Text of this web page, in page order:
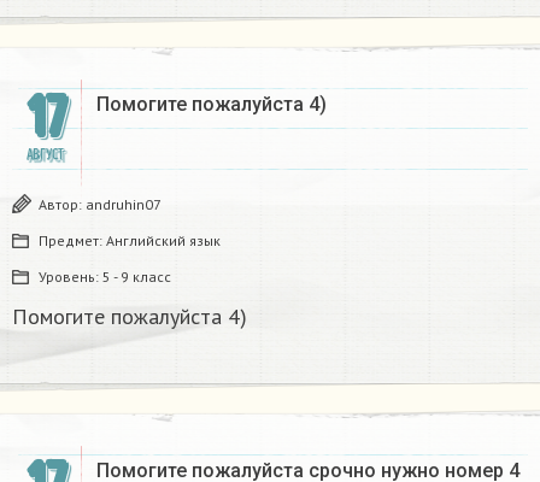
17
АВГУСТ
Помогите пожалуйста 4)
Автор: andruhin07
Предмет: Английский язык
Уровень: 5 - 9 класс
Помогите пожалуйста 4)
Помогите пожалуйста срочно нужно номер 4